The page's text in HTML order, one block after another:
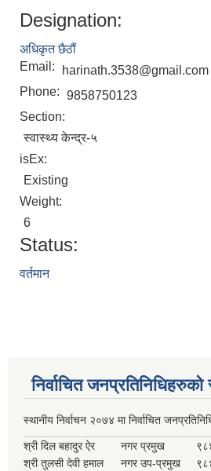
Designation:
अधिकृत छैठौं
Email:
harinath.3538@gmail.com
Phone: 9858750123
Section:
स्वास्थ्य केन्द्र-५
isEx:
Existing
Weight:
6
Status:
वर्तमान
निर्वाचित जनप्रतिनिधिहरुको
स्थानीय निर्वाचन २०७४ मा निर्वाचित
श्री दिल बहादुर ऐर नगर प्रमुख
श्री तुलसी देवी हमाल
नगर उप-प्रमुख